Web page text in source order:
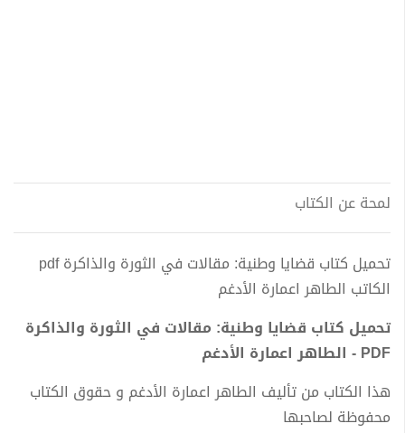
لمحة عن الكتاب
تحميل كتاب قضايا وطنية: مقالات في الثورة والذاكرة pdf
الكاتب الطاهر اعمارة الأدغم
تحميل كتاب قضايا وطنية: مقالات في الثورة والذاكرة
PDF - الطاهر اعمارة الأدغم
هذا الكتاب من تأليف الطاهر اعمارة الأدغم و حقوق الكتاب
محفوظة لصاحبها